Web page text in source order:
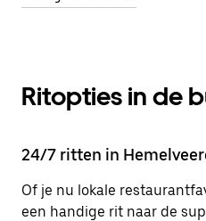
Ritopties in de
24/7 ritten in
Of je nu lokale
een handige rit naar de